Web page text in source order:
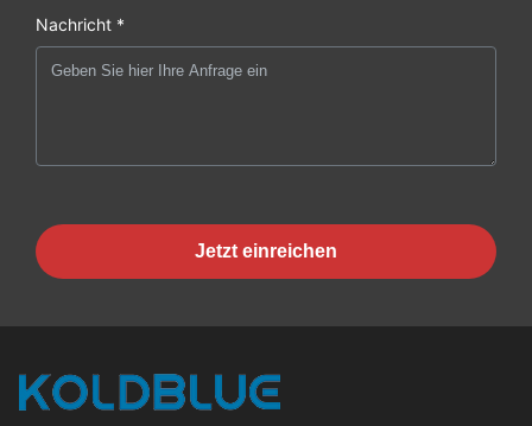
Nachricht *
Jetzt einreichen